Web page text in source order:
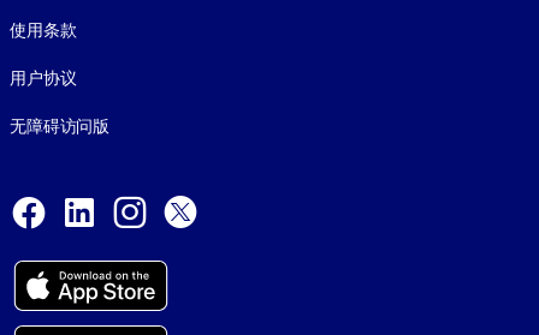
使用条款
用户协议
无障碍访问版
Facebook
LinkedInInstagram